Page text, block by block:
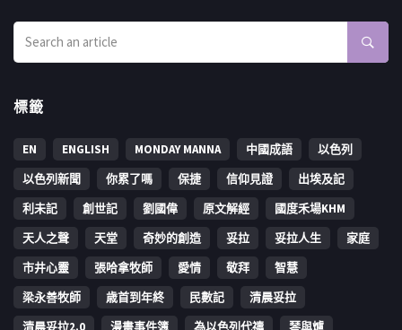
標籤
EN ENGLISH MONDAY MANNA 中國成語
以色列
以色列新聞
你累了嗎 保捷 信仰見證
出埃及記
利未記
創世記 劉國偉 原文解經
國度禾場KHM
天人之聲
天堂 奇妙的創造 妥拉 妥拉人生
家庭
市井心靈
張哈拿牧師 愛情 敬拜
智慧
梁永善牧師
歳首到年終 民數記
清晨妥拉
清晨妥拉2.0
漫畫事件簿 為以色列代禱 琴與爐